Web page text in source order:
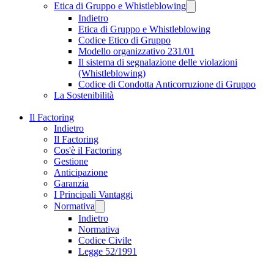
Etica di Gruppo e Whistleblowing
Indietro
Etica di Gruppo e Whistleblowing
Codice Etico di Gruppo
Modello organizzativo 231/01
Il sistema di segnalazione delle violazioni
(Whistleblowing)
Codice di Condotta Anticorruzione di Gruppo
La Sostenibilità
Il Factoring
Indietro
Il Factoring
Cos'è il Factoring
Gestione
Anticipazione
Garanzia
I Principali Vantaggi
Normativa
Indietro
Normativa
Codice Civile
Legge 52/1991